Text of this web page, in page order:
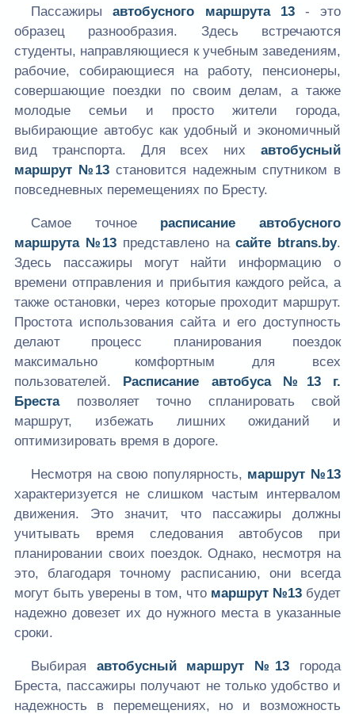
Пассажирыавтобусного маршрута 13- это
образец разнообразия. Здесь встречаются
студенты, направляющиеся к учебным заведениям,
рабочие, собирающиеся на работу, пенсионеры,
совершающие поездки по своим делам, а также
молодые семьи и просто жители города,
выбирающие автобус как удобный и экономичный
вид транспорта. Для всех них автобусный
маршрут №13 становится надежным спутником в
повседневных перемещениях по Бресту.
Самое точное расписание автобусного
маршрута №13 представлено насайте btrans.by.
Здесь пассажиры могут найти информацию о
времени отправления и прибытия каждого рейса, а
также остановки, через которые проходит маршрут.
Простота использования сайта и его доступность
делают процесс планирования поездок
максимально комфортным для всех
пользователей. Расписание автобуса №13 г.
Брестапозволяет точно спланировать свой
маршрут, избежать лишних ожиданий и
оптимизировать время в дороге.
Несмотря на свою популярность, маршрут №13
характеризуется не слишком частым интервалом
движения. Это значит, что пассажиры должны
учитывать время следования автобусов при
планировании своих поездок. Однако, несмотря на
это, благодаря точному расписанию, они всегда
могут быть уверены в том, что маршрут №13 будет
надежно довезет их до нужного места в указанные
сроки.
Выбирая автобусный маршрут №13 города
Бреста, пассажиры получают не только удобство и
надежность в перемещениях, но и возможность